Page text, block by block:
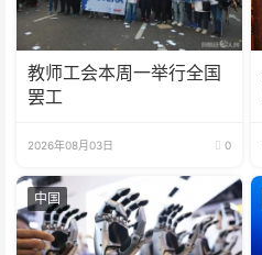
教师工会本周一举行全国
罢工
2026年08月03日 0
中国